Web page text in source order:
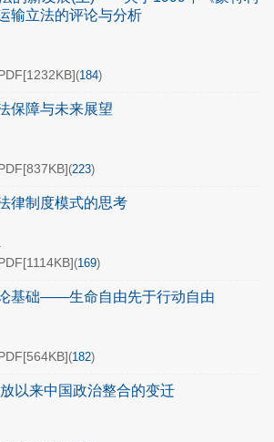
输立法的评论与分析
1232KB](184)
保障与未来展望
837KB](223)
律制度模式的思考
1114KB](169)
基础——生命自由先于行动自由
564KB](182)
以来中国政治整合的变迁